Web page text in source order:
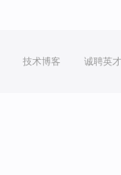
技术博客 诚聘英才